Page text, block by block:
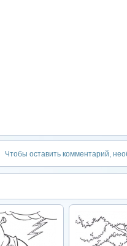
Чтобы оставить комментарий,